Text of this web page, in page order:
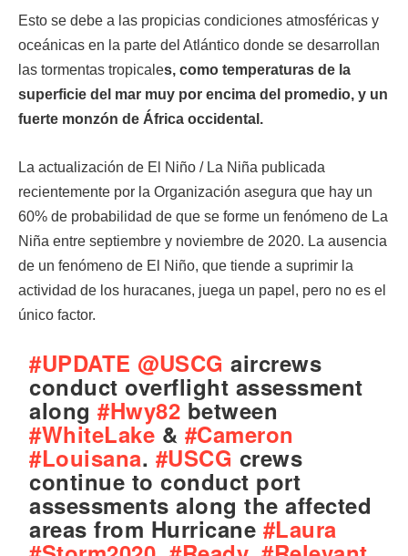
Esto se debe a las propicias condiciones atmosféricas y
oceánicas en la parte del Atlántico donde se desarrollan
las tormentas tropicales, como temperaturas de la
superficie del mar muy por encima del promedio, y un
fuerte monzón de África occidental.
La actualización de El Niño / La Niña publicada
recientemente por la Organización asegura que hay un
60% de probabilidad de que se forme un fenómeno de La
Niña entre septiembre y noviembre de 2020. La ausencia
de un fenómeno de El Niño, que tiende a suprimir la
actividad de los huracanes, juega un papel, pero no es el
único factor.
#UPDATE @USCG aircrews
conduct overflight assessment
along#Hwy82 between
#WhiteLake & #Cameron
#Louisana. #USCG crews
continue to conduct port
assessments along the affected
areas from Hurricane #Laura